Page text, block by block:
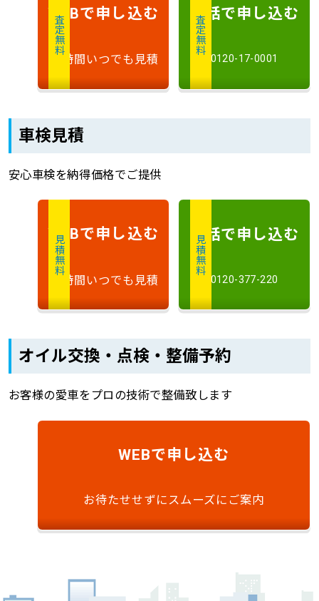
査定無料
WEBで申し込む
24時間いつでも見積
査定無料
電話で申し込む
0120-17-0001
車検見積
安心車検を納得価格でご提供
見積無料
WEBで申し込む
24時間いつでも見積
見積無料
電話で申し込む
0120-377-220
オイル交換・点検・整備予約
お客様の愛車をプロの技術で整備致します
WEBで申し込む
お待たせせずにスムーズにご案内